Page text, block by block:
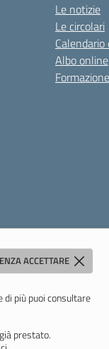
ACCETTARE
di più puoi consultare
prestato.
Le notizie
Le circolari
Albo online